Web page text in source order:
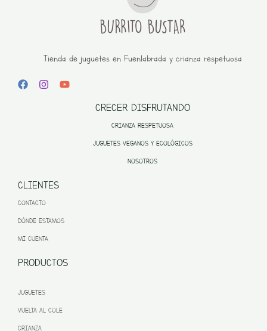
Tienda de juguetes en Fuenlabrada y crianza respetuosa
CRECER DISFRUTANDO
CRIANZA RESPETUOSA
JUGUETES VEGANOS Y ECOLÓGICOS
NOSOTROS
CLIENTES
CONTACTO
DÓNDE ESTAMOS
MI CUENTA
PRODUCTOS
JUGUETES
VUELTA AL COLE
CRIANZA